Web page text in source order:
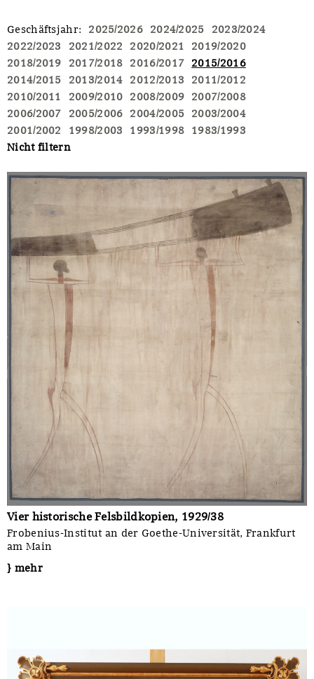
Geschäftsjahr: 2025/2026 2024/2025
2023/2024
2022/2023
2021/2022 2020/2021
2019/2020
2018/2019
2017/2018 2016/2017
2015/2016
2014/2015
2013/2014 2012/2013
2011/2012
2010/2011
2009/2010 2008/2009
2007/2008
2006/2007
2005/2006 2004/2005
2003/2004
2001/2002
1998/2003 1993/1998
1983/1993
Nicht filtern
Vier historische Felsbildkopien, 1929/38
Frobenius-Institut an der Goethe-Universität, Frankfurt
am Main
} mehr